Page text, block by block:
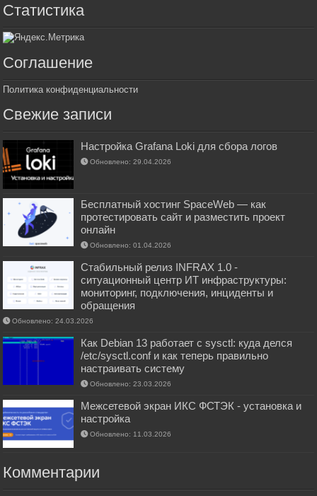
Статистика
Соглашение
Политика конфиденциальности
Свежие записи
Настройка Grafana Loki для сбора логов
Обновлено: 29.04.2026
Бесплатный хостинг SpaceWeb — как
протестировать сайт и разместить проект
онлайн
Обновлено: 01.04.2026
Стабильный релиз INFRAX 1.0 -
ситуационный центр ИТ инфраструктуры:
мониторинг, подключения, инциденты и
обращения
Обновлено: 24.03.2026
Как Debian 13 работает с sysctl: куда делся
/etc/sysctl.conf и как теперь правильно
настраивать систему
Обновлено: 23.03.2026
Межсетевой экран ИКС ФСТЭК - установка и
настройка
Обновлено: 11.03.2026
Комментарии